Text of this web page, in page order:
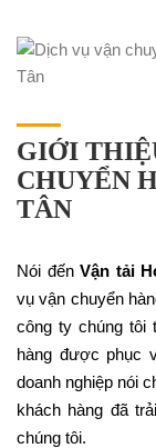
GIỚI
CHUYỂN
TÂN
Nói đến Vận tải
vụ vận chuyển
công ty chúng tôi
hàng được phục
doanh nghiệp nói
khách hàng đã
chúng tôi.